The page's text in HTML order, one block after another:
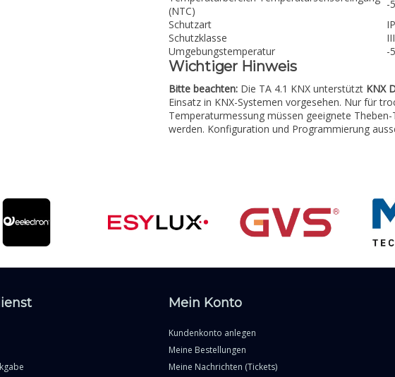
(NTC)
-
Schutzart
Schutzklasse
III
Umgebungstemperatur
-
Wichtiger Hinweis
Bitte beachten: Die TA 4.1 KNX unterstützt KNX
Einsatz in KNX-Systemen vorgesehen. Nur für
Temperaturmessung müssen geeignete
werden. Konfiguration und Programmierung
Mein Konto
Kundenkonto anlegen
Meine Bestellungen
Meine Nachrichten (Tickets)